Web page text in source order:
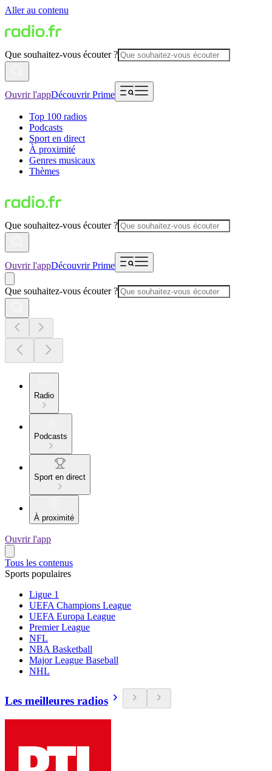
Aller au contenu
Que souhaitez-vous écouter ?
Ouvrir l'appDécouvrir Prime
Top 100 radios
Podcasts
Sport en direct
À proximité
Genres musicaux
Thèmes
Que souhaitez-vous écouter ?
Ouvrir l'appDécouvrir Prime
Que souhaitez-vous écouter ?
Radio
Podcasts
Sport en direct
À proximité
Ouvrir l'app
Tous les contenus
Sports populaires
Ligue 1
UEFA Champions League
UEFA Europa League
Premier League
NFL
NBA Basketball
Major League Baseball
NHL
Les meilleures radios